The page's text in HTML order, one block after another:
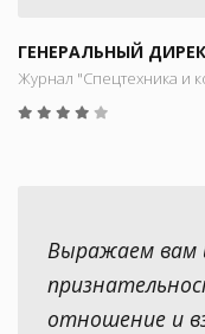
ГЕНЕРАЛЬНЫЙ
Журнал "Спецтехника и
Выражаем вам
отношение и